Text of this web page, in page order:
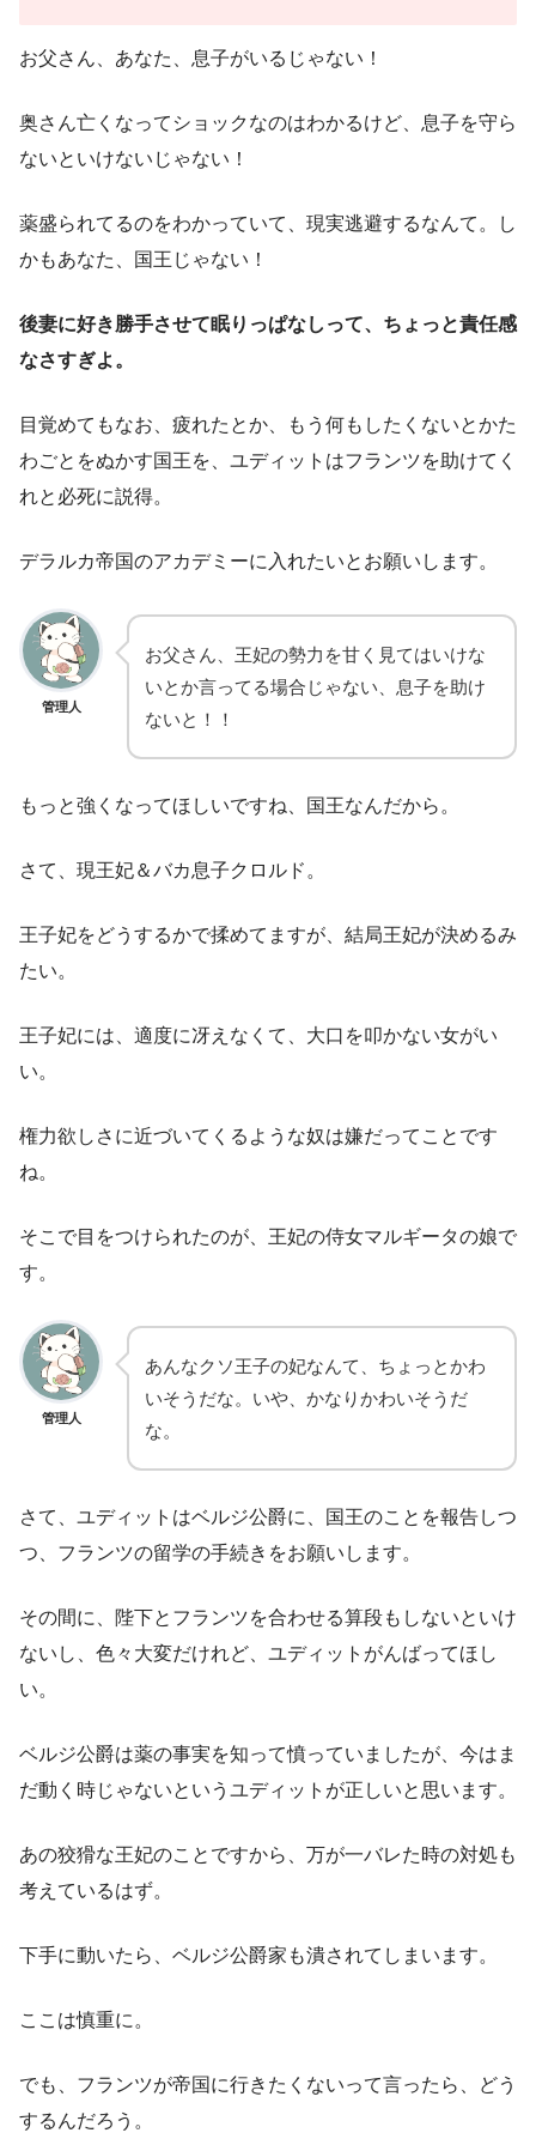
お父さん、あなた、息子がいるじゃない！
奥さん亡くなってショックなのはわかるけど、息子を守ら
ないといけないじゃない！
薬盛られてるのをわかっていて、現実逃避するなんて。し
かもあなた、国王じゃない！
後妻に好き勝手させて眠りっぱなしって、ちょっと責任感
なさすぎよ。
目覚めてもなお、疲れたとか、もう何もしたくないとかた
わごとをぬかす国王を、ユディットはフランツを助けてく
れと必死に説得。
デラルカ帝国のアカデミーに入れたいとお願いします。
管理人
お父さん、王妃の勢力を甘く見てはいけな
いとか言ってる場合じゃない、息子を助け
ないと！！
もっと強くなってほしいですね、国王なんだから。
さて、現王妃＆バカ息子クロルド。
王子妃をどうするかで揉めてますが、結局王妃が決めるみ
たい。
王子妃には、適度に冴えなくて、大口を叩かない女がい
い。
権力欲しさに近づいてくるような奴は嫌だってことです
ね。
そこで目をつけられたのが、王妃の侍女マルギータの娘で
す。
管理人
あんなクソ王子の妃なんて、ちょっとかわ
いそうだな。いや、かなりかわいそうだ
な。
さて、ユディットはベルジ公爵に、国王のことを報告しつ
つ、フランツの留学の手続きをお願いします。
その間に、陛下とフランツを合わせる算段もしないといけ
ないし、色々大変だけれど、ユディットがんばってほし
い。
ベルジ公爵は薬の事実を知って憤っていましたが、今はま
だ動く時じゃないというユディットが正しいと思います。
あの狡猾な王妃のことですから、万が一バレた時の対処も
考えているはず。
下手に動いたら、ベルジ公爵家も潰されてしまいます。
ここは慎重に。
でも、フランツが帝国に行きたくないって言ったら、どう
するんだろう。